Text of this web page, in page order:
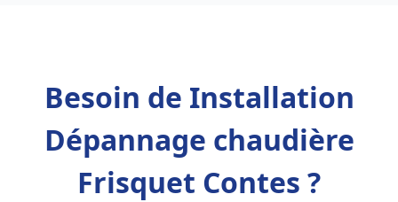
Besoin de Installation
Dépannage chaudière
Frisquet Contes ?